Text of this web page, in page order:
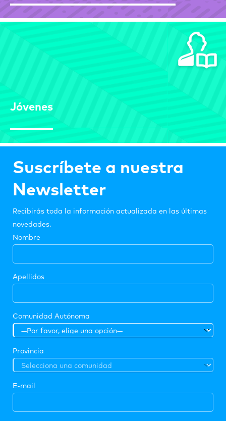
Jóvenes
Suscríbete a nuestra
Newsletter
Recibirás toda la información actualizada en las últimas
novedades.
Nombre
Apellidos
Comunidad Autónoma
Provincia
E-mail